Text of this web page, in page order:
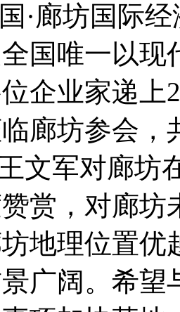
·廊坊国际
国唯一以现
企业家递上
廊坊参会，
文军对廊坊
赏，对廊坊
地理位置优
广阔。希